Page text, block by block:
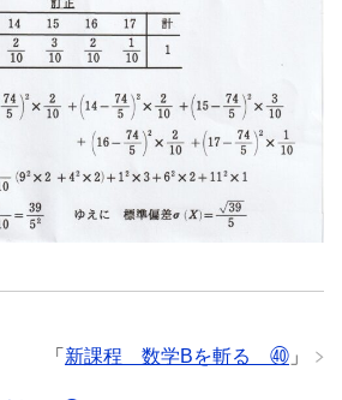
「 新課程 数学Bを斬る ㊵ 」